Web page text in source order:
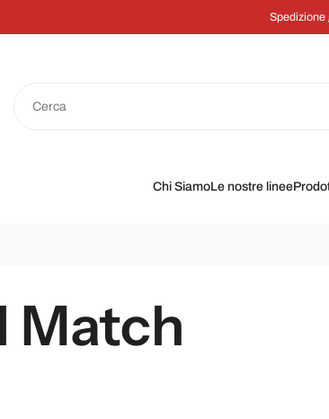
Spedizione
Chi SiamoLe nostre linee
Match